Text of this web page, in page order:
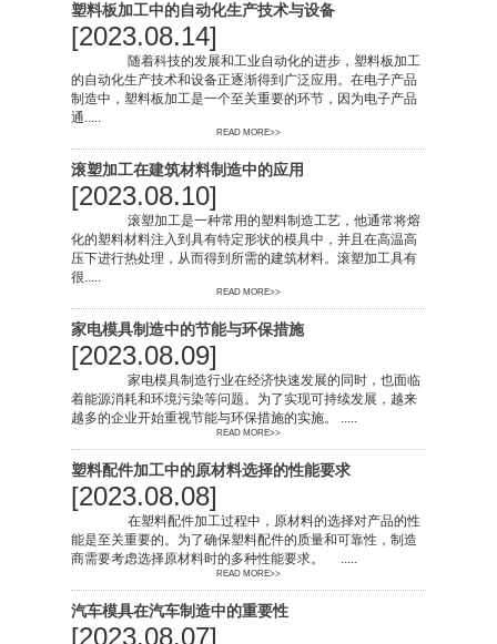
塑料板加工中的自动化生产技术与设备
[2023.08.14]
随着科技的发展和工业自动化的进步，塑料板加工
的自动化生产技术和设备正逐渐得到广泛应用。在电子产品
制造中，塑料板加工是一个至关重要的环节，因为电子产品
通.....
READ MORE>>
滚塑加工在建筑材料制造中的应用
[2023.08.10]
滚塑加工是一种常用的塑料制造工艺，他通常将熔
化的塑料材料注入到具有特定形状的模具中，并且在高温高
压下进行热处理，从而得到所需的建筑材料。滚塑加工具有
很.....
READ MORE>>
家电模具制造中的节能与环保措施
[2023.08.09]
家电模具制造行业在经济快速发展的同时，也面临
着能源消耗和环境污染等问题。为了实现可持续发展，越来
越多的企业开始重视节能与环保措施的实施。 .....
READ MORE>>
塑料配件加工中的原材料选择的性能要求
[2023.08.08]
在塑料配件加工过程中，原材料的选择对产品的性
能是至关重要的。为了确保塑料配件的质量和可靠性，制造
商需要考虑选择原材料时的多种性能要求。 .....
READ MORE>>
汽车模具在汽车制造中的重要性
[2023.08.07]